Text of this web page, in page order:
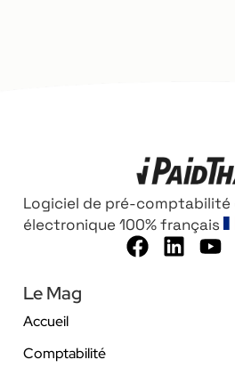
Logiciel de pré-
électronique 100% français
Le Mag
Accueil
Comptabilité